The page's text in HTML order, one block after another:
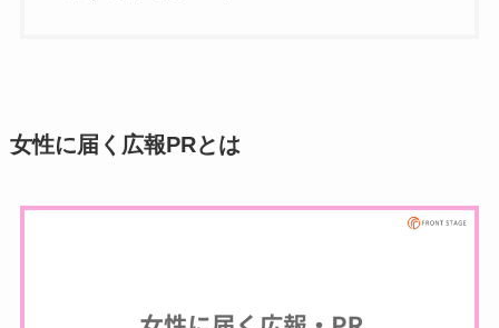
女性に届く広報PRとは